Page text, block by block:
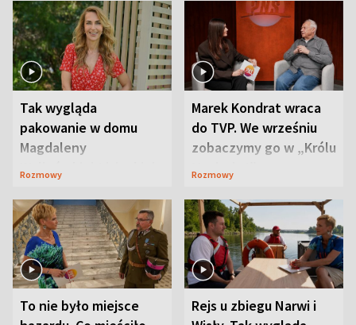
Tak wygląda
pakowanie w domu
Magdaleny
Waligórskiej-Lisieckiej.
Rozmowy
Marek Kondrat wraca
do TVP. We wrześniu
zobaczymy go w „Królu
Maciusiu I”
Rozmowy
To nie było miejsce
Rejs u zbiegu Narwi i